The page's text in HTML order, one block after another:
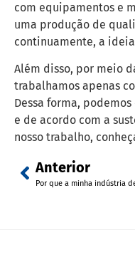
com equipamentos e
uma produção de
continuamente, a
Além disso, por meio
trabalhamos apenas
Dessa forma,
e de acordo com a
nosso trabalho,
Anterior